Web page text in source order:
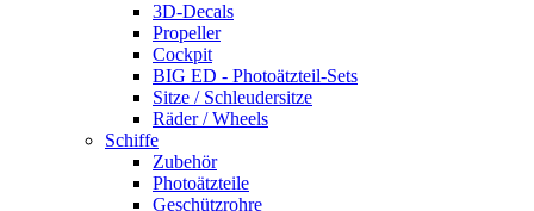
3D-Decals
Propeller
Cockpit
BIG ED - Photoätzteil-Sets
Sitze / Schleudersitze
Räder / Wheels
Schiffe
Zubehör
Photoätzteile
Geschützrohre